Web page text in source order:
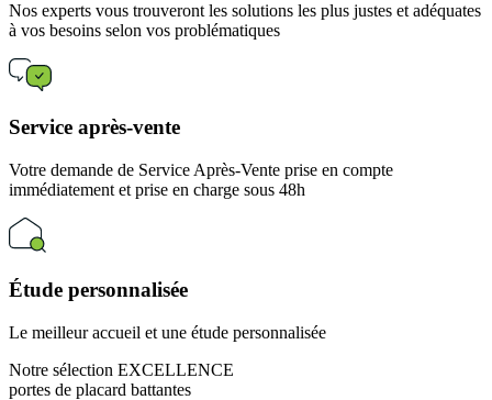
Nos experts vous trouveront les solutions les plus justes et adéquates
à vos besoins selon vos problématiques
Service après-vente
Votre demande de Service Après-Vente prise en compte
immédiatement et prise en charge sous 48h
Étude personnalisée
Le meilleur accueil et une étude personnalisée
Notre sélection EXCELLENCE
portes de placard battantes